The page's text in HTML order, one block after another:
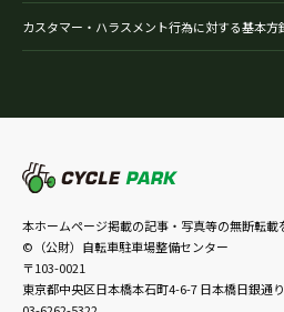
カスタマー・ハラスメント行為に対する基本方
本ホームページ掲載の記事・写真等の無断転載
©（公財）自転車駐車場整備センター
〒103-0021
東京都中央区日本橋本石町4-6-7 日本橋日銀通